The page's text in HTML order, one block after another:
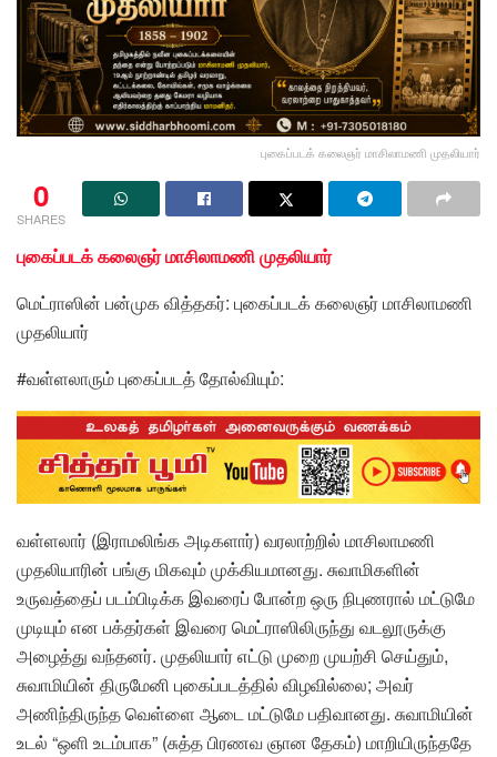
புகைப்படக் கலைஞர் மாசிலாமணி முதலியார்
0
SHARES
புகைப்படக் கலைஞர் மாசிலாமணி முதலியார்
மெட்ராஸின் பன்முக வித்தகர்: புகைப்படக் கலைஞர் மாசிலாமணி
முதலியார்
#வள்ளலாரும் புகைப்படத் தோல்வியும்:
வள்ளலார் (இராமலிங்க அடிகளார்) வரலாற்றில் மாசிலாமணி
முதலியாரின் பங்கு மிகவும் முக்கியமானது. சுவாமிகளின்
உருவத்தைப் படம்பிடிக்க இவரைப் போன்ற ஒரு நிபுணரால் மட்டுமே
முடியும் என பக்தர்கள் இவரை மெட்ராஸிலிருந்து வடலூருக்கு
அழைத்து வந்தனர். முதலியார் எட்டு முறை முயற்சி செய்தும்,
சுவாமியின் திருமேனி புகைப்படத்தில் விழவில்லை; அவர்
அணிந்திருந்த வெள்ளை ஆடை மட்டுமே பதிவானது. சுவாமியின்
உடல் “ஒளி உடம்பாக” (சுத்த பிரணவ ஞான தேகம்) மாறியிருந்ததே